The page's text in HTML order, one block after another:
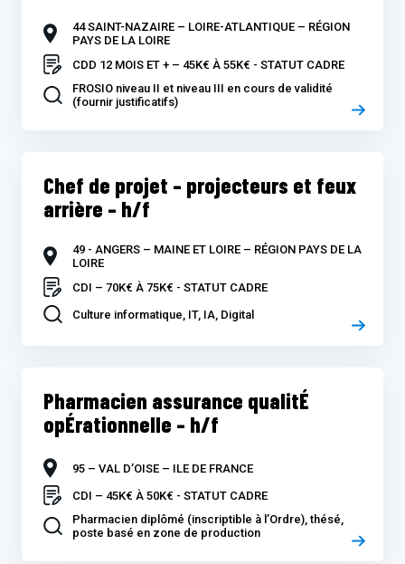
44 SAINT-NAZAIRE – LOIRE-ATLANTIQUE – RÉGION
PAYS DE LA LOIRE
CDD 12 MOIS ET + – 45K€ À 55K€ - STATUT CADRE
FROSIO niveau II et niveau III en cours de validité
(fournir justificatifs)
Chef de projet – projecteurs et feux
arrière – h/f
49 - ANGERS – MAINE ET LOIRE – RÉGION PAYS DE LA
LOIRE
CDI – 70K€ À 75K€ - STATUT CADRE
Culture informatique, IT, IA, Digital
Pharmacien assurance qualitÉ
opÉrationnelle – h/f
95 – VAL D’OISE – ILE DE FRANCE
CDI – 45K€ À 50K€ - STATUT CADRE
Pharmacien diplômé (inscriptible à l’Ordre), thésé,
poste basé en zone de production